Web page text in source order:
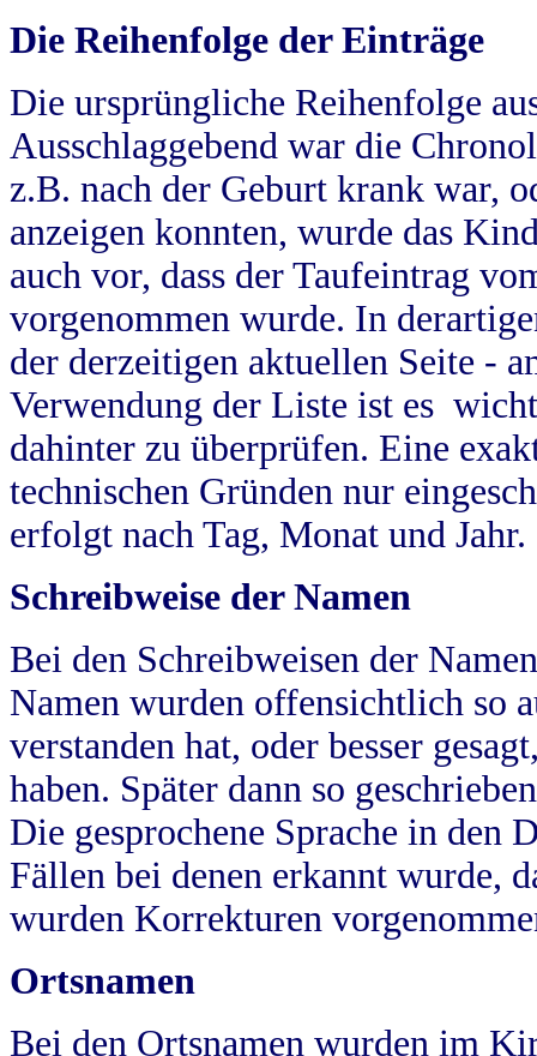
Die Reihenfolge der Einträge
Die ursprüngliche Reihenfolge
Ausschlaggebend war die
z.B. nach der Geburt krank war,
anzeigen konnten, wurde das
auch vor, dass der Taufeintrag
vorgenommen wurde. In
der derzeitigen aktuellen Seite -
Verwendung der Liste ist es
dahinter zu überprüfen. Eine
technischen Gründen nur
erfolgt nach Tag, Monat und Jahr.
Schreibweise der Namen
Bei den Schreibweisen der
Namen wurden offensichtlich so
verstanden hat, oder besser
haben. Später dann so
Die gesprochene Sprache in
Fällen bei denen erkannt wurde,
wurden Korrekturen
Ortsnamen
Bei den Ortsnamen wurden im